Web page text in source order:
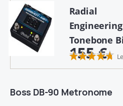
Radial
Engineering
Tonebone
155 €
Boss DB-90 Metronome